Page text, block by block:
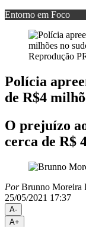
Entorno em Foco
Reprodução
Polícia
de R$4
O prejuízo
cerca de R$
PorBrunno Moreira
25/05/2021 17:37
A-
A+